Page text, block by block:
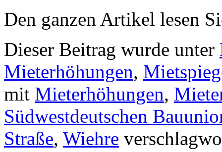
Den ganzen Artikel lesen
Dieser Beitrag wurde unter
Mieterhöhungen,
mit Mieterhöhungen,
Südwestdeutschen
Straße, Wiehre